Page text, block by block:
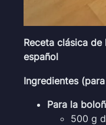
Receta clásica
español
Ingredientes
Para la
500 g